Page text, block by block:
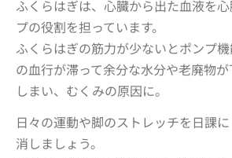
ふくらはぎは、心臓から出た血液を
プの役割を担っています。
ふくらはぎの筋力が少ないとポンプ
の血行が滞って余分な水分や老廃物
しまい、むくみの原因に。
日々の運動や脚のストレッチを日課
消しましょう。